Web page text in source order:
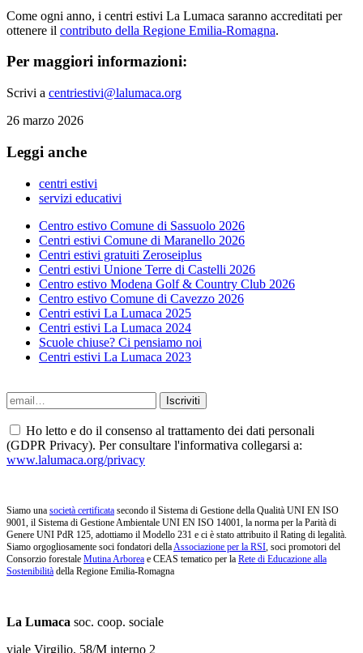
Come ogni anno, i centri estivi La Lumaca saranno accreditati per
ottenere il contributo della Regione Emilia-Romagna.
Per maggiori informazioni:
Scrivi a centriestivi@lalumaca.org
26 marzo 2026
Leggi anche
centri estivi
servizi educativi
Centro estivo Comune di Sassuolo 2026
Centri estivi Comune di Maranello 2026
Centri estivi gratuiti Zeroseiplus
Centri estivi Unione Terre di Castelli 2026
Centro estivo Modena Golf & Country Club 2026
Centro estivo Comune di Cavezzo 2026
Centri estivi La Lumaca 2025
Centri estivi La Lumaca 2024
Scuole chiuse? Ci pensiamo noi
Centri estivi La Lumaca 2023
Ho letto e do il consenso al trattamento dei dati personali
(GDPR Privacy). Per consultare l'informativa collegarsi a:
www.lalumaca.org/privacy
Siamo una società certificata secondo il Sistema di Gestione della Qualità UNI EN ISO
9001, il Sistema di Gestione Ambientale UNI EN ISO 14001, la norma per la Parità di
Genere UNI PdR 125, adottiamo il Modello 231 e ci è stato attribuito il Rating di legalità.
Siamo orgogliosamente soci fondatori della Associazione per la RSI , soci promotori del
Consorzio forestale Mutina Arborea e CEAS tematico per la Rete di Educazione alla
Sostenibilità della Regione Emilia-Romagna
La Lumaca soc. coop. sociale
viale Virgilio, 58/M interno 2